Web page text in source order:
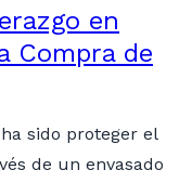
en
Compra de
sido proteger el
de un envasado